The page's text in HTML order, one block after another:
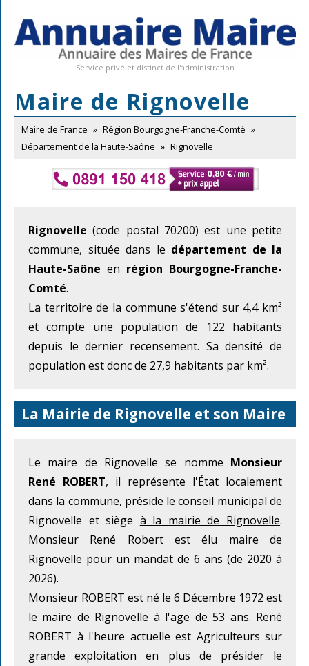
Service privé et distinct de l'administration
Maire de Rignovelle
Maire de France » Région Bourgogne-Franche-Comté »
Département de la Haute-Saône » Rignovelle
Rignovelle (code postal 70200) est une petite
commune, située dans le département de la
Haute-Saône en région Bourgogne-Franche-
Comté.
La territoire de la commune s'étend sur 4,4 km²
et compte une population de 122 habitants
depuis le dernier recensement. Sa densité de
population est donc de 27,9 habitants par km².
La Mairie de Rignovelle et son Maire
Le maire de Rignovelle se nomme Monsieur
René ROBERT, il représente l'État localement
dans la commune, préside le conseil municipal de
Rignovelle et siège à la mairie de Rignovelle.
Monsieur René Robert est élu maire de
Rignovelle pour un mandat de 6 ans (de 2020 à
2026).
Monsieur ROBERT est né le 6 Décembre 1972 est
le maire de Rignovelle à l'age de 53 ans. René
ROBERT à l'heure actuelle est Agriculteurs sur
grande exploitation en plus de présider le